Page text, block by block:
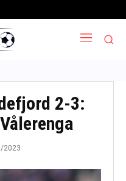
2-3:
2023